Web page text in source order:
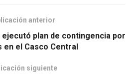
anterior
plan de contingencia por
en el Casco Central
siguiente